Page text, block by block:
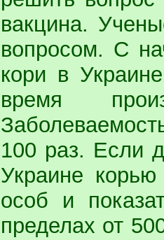
вакцина.
вопросом. С
кори в
время
100 раз. Если
Украине
особ и
пределах от